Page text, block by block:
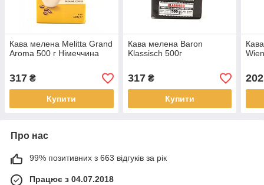
Кава мелена Melitta Grand
Aroma 500 г Німеччина
317 ₴
Купити
Кава мелена Baron
Klassisch 500г
317₴
Купити
202
Про нас
99% позитивних з 663 відгуків за рік
Працює з 04.07.2018